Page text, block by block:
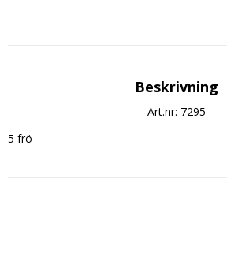
Beskrivning
Art.nr: 7295
5 frö